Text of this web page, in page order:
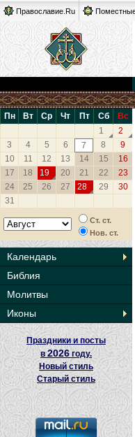
Православие.Ru
Пн Вт Ср Чт Пт Сб
Вс
1
2
3
4 5 6 7 8
9
10
11 12 13 14 15
16
17
18 19 20 21 22
23
24
25 26 27 28 29
30
31
Ст. ст.
Нов. ст.
Календарь
Библия
Молитвы
Иконы
Праздники и посты
в2026 году.
Новый стиль
Старый стиль